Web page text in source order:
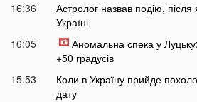
16:36
Астролог назвав подію, після
Україні
16:05
Аномальна спека у
+50 градусів
15:53
Коли в Україну прийде
дату